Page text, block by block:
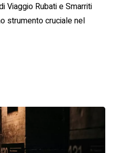
Viaggio Rubati e Smarriti
strumento cruciale nel